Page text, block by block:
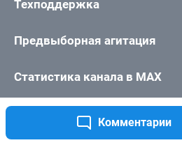
Комментарии